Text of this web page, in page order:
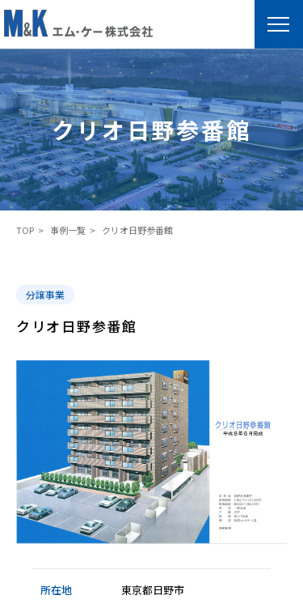
ク
リ
オ
日
野
参
番
館
クリオ日野参番館
TOP 事例一覧 クリオ日野参番館
分譲事業
クリオ日野参番館
所在地 東京都日野市